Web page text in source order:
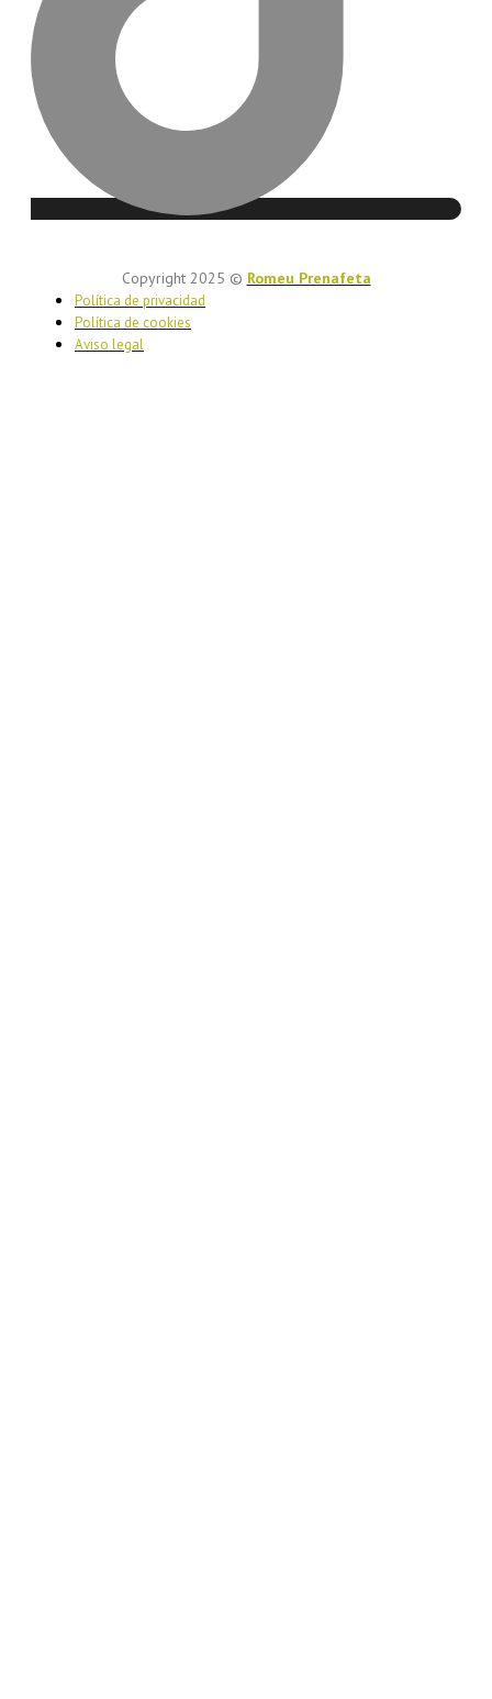
Copyright 2025 © Romeu Prenafeta
Política de privacidad
Política de cookies
Aviso legal